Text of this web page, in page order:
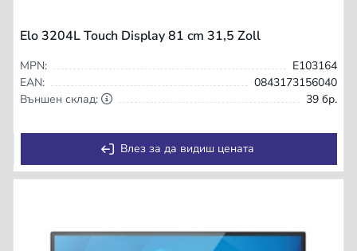
Elo 3204L Touch Display 81 cm 31,5 Zoll
MPN:
E103164
EAN:
0843173156040
Външен склад:
39 бр.
Влез за да видиш цената